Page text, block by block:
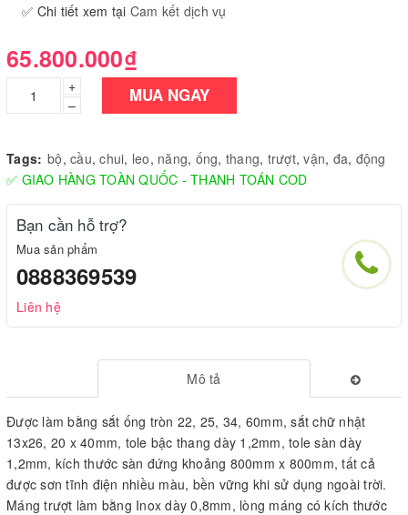
✅ Chi tiết xem tại Cam kết dịch vụ
65.800.000₫
+
–
MUA NGAY
Tags: bộ, cầu,chui, leo, năng, ống, thang, trượt,vận, đa, động
✅ GIAO HÀNG TOÀN QUỐC - THANH TOÁN COD
Bạn cần hỗ trợ?
Mua sản phẩm
0888369539
Liên hệ
Mô tả
Được làm bằng sắt ống tròn 22, 25, 34, 60mm, sắt chữ nhật
13x26, 20 x 40mm, tole bậc thang dày 1,2mm, tole sàn dày
1,2mm, kích thước sàn đứng khoảng 800mm x 800mm, tất cả
được sơn tĩnh điện nhiều màu, bền vững khi sử dụng ngoài trời.
Máng trượt làm bằng Inox dày 0,8mm, lòng máng có kích thước